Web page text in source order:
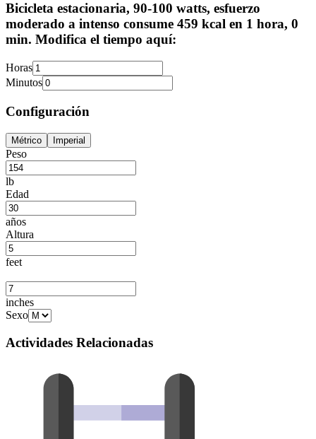
Bicicleta estacionaria, 90-100 watts, esfuerzo
moderado a intenso consume 459 kcal en 1 hora, 0
min. Modifica el tiempo aquí:
Horas
Minutos
Configuración
Métrico Imperial
Peso
lb
Edad
años
Altura
feet
inches
Sexo
Actividades Relacionadas